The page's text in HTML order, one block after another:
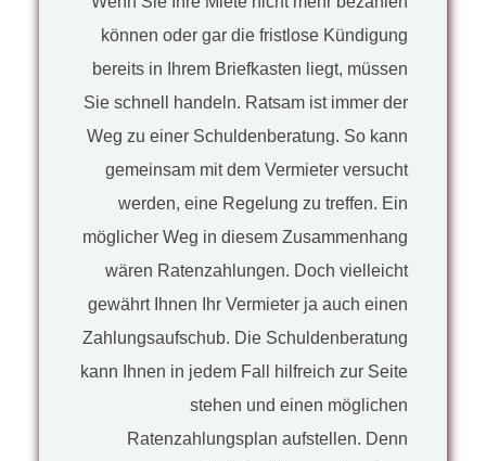
können oder gar die fristlose Kündigung
bereits in Ihrem Briefkasten liegt, müssen
Sie schnell handeln. Ratsam ist immer der
Weg zu einer Schuldenberatung. So kann
gemeinsam mit dem Vermieter versucht
werden, eine Regelung zu treffen. Ein
möglicher Weg in diesem Zusammenhang
wären Ratenzahlungen. Doch vielleicht
gewährt Ihnen Ihr Vermieter ja auch einen
Zahlungsaufschub. Die Schuldenberatung
kann Ihnen in jedem Fall hilfreich zur Seite
stehen und einen möglichen
Ratenzahlungsplan aufstellen. Denn